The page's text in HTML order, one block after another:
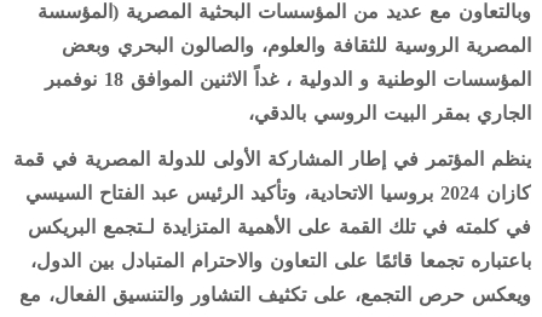
وبالتعاون مع عديد من المؤسسات البحثية المصرية (المؤسسة
المصرية الروسية للثقافة والعلوم، والصالون البحري وبعض
المؤسسات الوطنية و الدولية ، غداً الاثنين الموافق 18 نوفمبر
الجاري بمقر البيت الروسي بالدقي،
ينظم المؤتمر في إطار المشاركة الأولى للدولة المصرية في قمة
كازان 2024 بروسيا الاتحادية، وتأكيد الرئيس عبد الفتاح السيسي
في كلمته في تلك القمة على الأهمية المتزايدة لـتجمع البريكس
باعتباره تجمعا قائمًا على التعاون والاحترام المتبادل بين الدول،
ويعكس حرص التجمع، على تكثيف التشاور والتنسيق الفعال، مع